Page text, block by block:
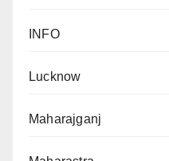
INFO
Lucknow
Maharajganj